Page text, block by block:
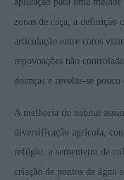
zonas de caça, a definição
articulação entre cotos
repovoações não
doenças e revelar-se
A melhoria do habitat
diversificação agrícola,
refúgio, a sementeira de
criação de pontos de água